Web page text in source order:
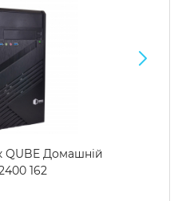
QUBE Домашній
162